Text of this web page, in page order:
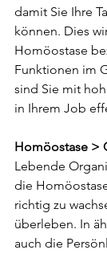
damit Sie Ihre
können. Dies
Homöostase
Funktionen im
sind Sie mit
in Ihrem Job
Homöostase >
Lebende
die
richtig zu
überleben. In
auch die